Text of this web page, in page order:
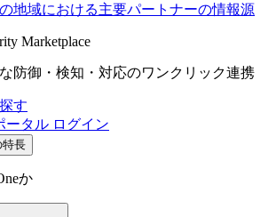
地域における主要パートナーの情報源
Marketplace
防御・検知・対応のワンクリック連携
す
ータル ログイン
特長
か